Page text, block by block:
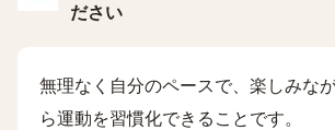
ださい
無理なく自分のペースで、楽しみな
ら運動を習慣化できることです。